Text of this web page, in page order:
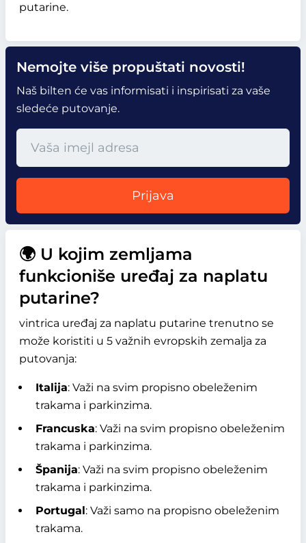
putarine.
Nemojte više propuštati novosti!
Naš bilten će vas informisati i inspirisati za vaše
sledeće putovanje.
Prijava
🌍 U kojim zemljama
funkcioniše uređaj za naplatu
putarine?
vintrica uređaj za naplatu putarine trenutno se
može koristiti u 5 važnih evropskih zemalja za
putovanja:
Italija: Važi na svim propisno obeleženim
trakama i parkinzima.
Francuska: Važi na svim propisno obeleženim
trakama i parkinzima.
Španija: Važi na svim propisno obeleženim
trakama i parkinzima.
Portugal: Važi samo na propisno obeleženim
trakama.